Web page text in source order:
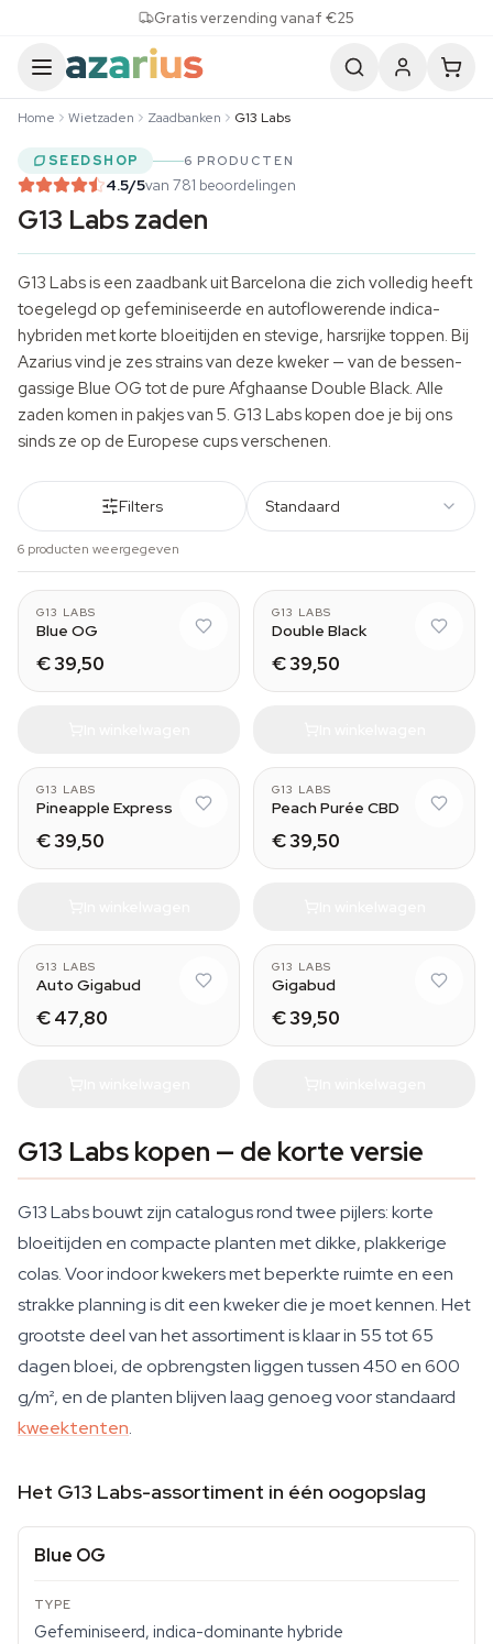
Gratis verzending vanaf €25
Home Wietzaden Zaadbanken G13 Labs
SEEDSHOP 6 PRODUCTEN
4.5/5van 781 beoordelingen
G13 Labs zaden
G13 Labs is een zaadbank uit Barcelona die zich volledig heeft
toegelegd op gefeminiseerde en autoflowerende indica-
hybriden met korte bloeitijden en stevige, harsrijke toppen. Bij
Azarius vind je zes strains van deze kweker — van de bessen-
gassige Blue OG tot de pure Afghaanse Double Black. Alle
zaden komen in pakjes van 5. G13 Labs kopen doe je bij ons
sinds ze op de Europese cups verschenen.
Filters Standaard
6 producten weergegeven
G13 LABS
Blue OG
€ 39,50
G13 LABS
Double Black
€ 39,50
G13 LABS
Pineapple Express
€ 39,50
G13 LABS
Peach Purée CBD
€ 39,50
G13 LABS
Auto Gigabud
€ 47,80
G13 LABS
Gigabud
€ 39,50
G13 Labs kopen — de korte versie
G13 Labs bouwt zijn catalogus rond twee pijlers: korte
bloeitijden en compacte planten met dikke, plakkerige
colas. Voor indoor kwekers met beperkte ruimte en een
strakke planning is dit een kweker die je moet kennen. Het
grootste deel van het assortiment is klaar in 55 tot 65
dagen bloei, de opbrengsten liggen tussen 450 en 600
g/m², en de planten blijven laag genoeg voor standaard
kweektenten.
Het G13 Labs-assortiment in één oogopslag
Blue OG
Gefeminiseerd, indica-dominante hybride